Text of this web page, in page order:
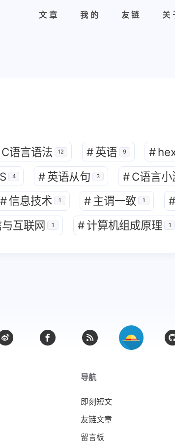
文章 我的 友链 关
下，
能板定制
看看
CSS4 C语言 C语
butterfly 6 hexo7 主
日常2 移动通信与互联网
计算机组成原理1 计算机
四月 2024 三月
九月 2023
C语言语法 12 #英语 9 #
4 #英语从句 3 # C语言小
#信息技术 1 # 主谓一致 1 #
互联网 1 #计算机组成原理 1
导航
即刻短文
友链文章
留言板